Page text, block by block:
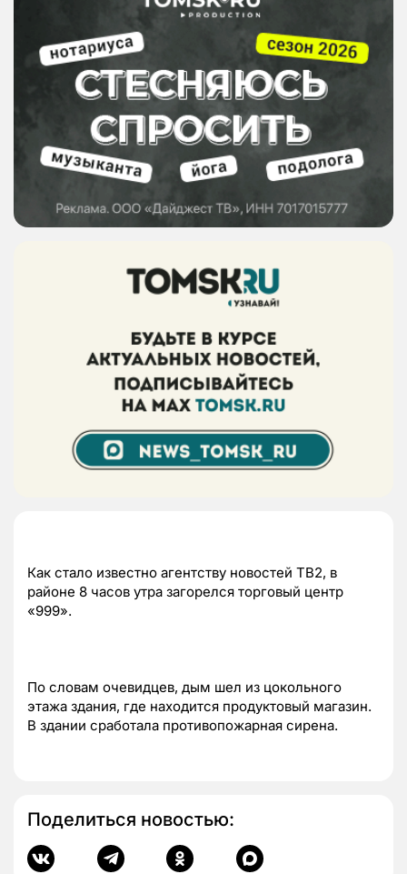
Как стало известно агентству новостей ТВ2, в
районе 8 часов утра загорелся торговый центр
«999».
По словам очевидцев, дым шел из цокольного
этажа здания, где находится продуктовый магазин.
В здании сработала противопожарная сирена.
Поделиться новостью: